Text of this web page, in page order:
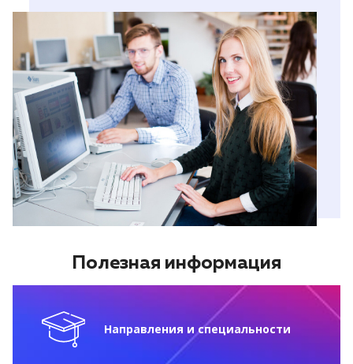
Полезная информация
Направления и специальности